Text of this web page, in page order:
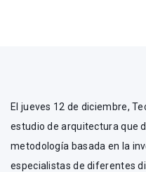
El jueves 12 de diciembre,
estudio de arquitectura que
metodología basada en la
especialistas de diferentes